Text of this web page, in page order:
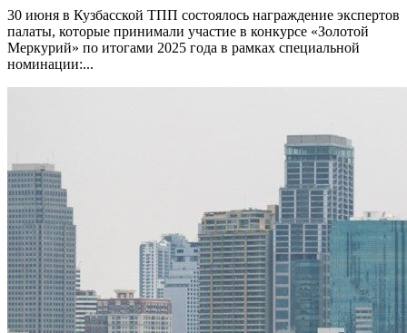
30 июня в Кузбасской ТПП состоялось награждение экспертов
палаты, которые принимали участие в конкурсе «Золотой
Меркурий» по итогами 2025 года в рамках специальной
номинации:...